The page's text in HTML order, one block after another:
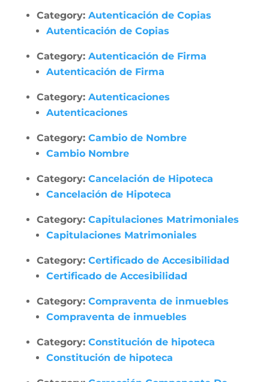
Category: Autenticación de Copias
Autenticación de Copias
Category: Autenticación de Firma
Autenticación de Firma
Category: Autenticaciones
Autenticaciones
Category: Cambio de Nombre
Cambio Nombre
Category: Cancelación de Hipoteca
Cancelación de Hipoteca
Category: Capitulaciones Matrimoniales
Capitulaciones Matrimoniales
Category: Certificado de Accesibilidad
Certificado de Accesibilidad
Category: Compraventa de inmuebles
Compraventa de inmuebles
Category: Constitución de hipoteca
Constitución de hipoteca